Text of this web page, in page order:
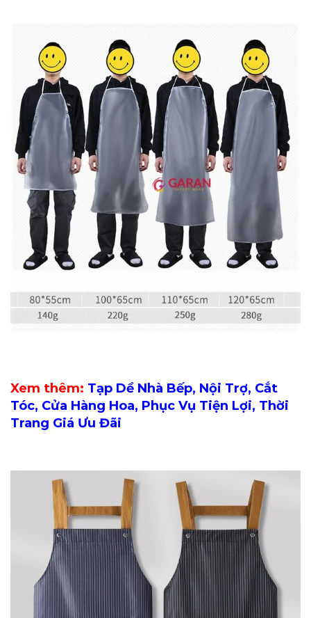
Xem thêm: Tạp Dề Nhà Bếp, Nội Trợ, Cắt
Tóc, Cửa Hàng Hoa, Phục Vụ Tiện Lợi, Thời
Trang Giá Ưu Đãi